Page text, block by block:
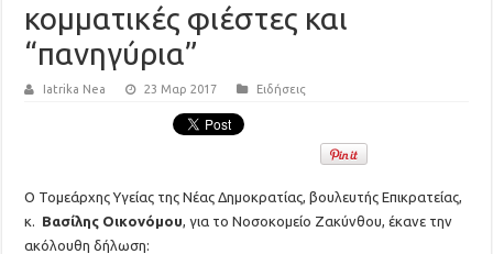
κομματικές φιέστες και
“πανηγύρια”
Iatrika Nea 23 Μαρ 2017 Ειδήσεις
Ο Τομεάρχης Υγείας της Νέας Δημοκρατίας, βουλευτής Επικρατείας,
κ. Βασίλης Οικονόμου, για το Νοσοκομείο Ζακύνθου, έκανε την
ακόλουθη δήλωση: